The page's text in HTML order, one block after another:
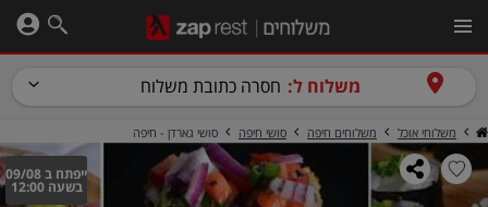
משלוח ל: חסרה כתובת משלוח
משלוחי אוכל משלוחים חיפה סושי חיפה סושי גארדן - חיפה
ייפתח ב 09/08
בשעה 12:00